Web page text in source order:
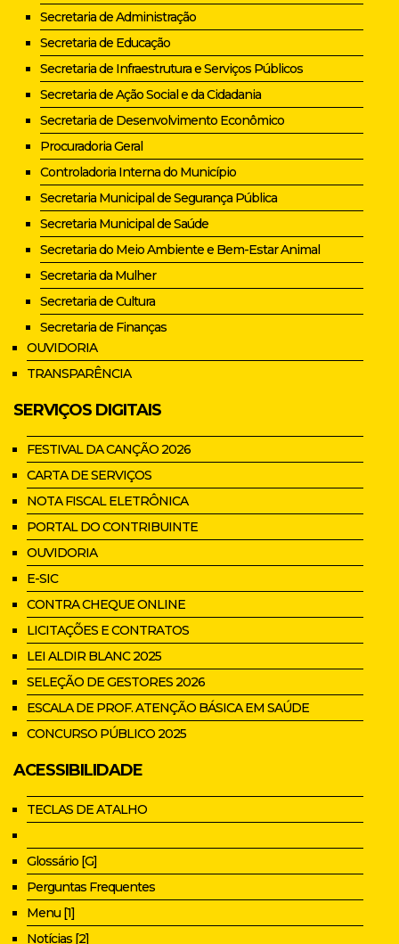
Secretaria de Administração
Secretaria de Educação
Secretaria de Infraestrutura e Serviços Públicos
Secretaria de Ação Social e da Cidadania
Secretaria de Desenvolvimento Econômico
Procuradoria Geral
Controladoria Interna do Município
Secretaria Municipal de Segurança Pública
Secretaria Municipal de Saúde
Secretaria do Meio Ambiente e Bem-Estar Animal
Secretaria da Mulher
Secretaria de Cultura
Secretaria de Finanças
OUVIDORIA
TRANSPARÊNCIA
SERVIÇOS DIGITAIS
FESTIVAL DA CANÇÃO 2026
CARTA DE SERVIÇOS
NOTA FISCAL ELETRÔNICA
PORTAL DO CONTRIBUINTE
OUVIDORIA
E-SIC
CONTRA CHEQUE ONLINE
LICITAÇÕES E CONTRATOS
LEI ALDIR BLANC 2025
SELEÇÃO DE GESTORES 2026
ESCALA DE PROF. ATENÇÃO BÁSICA EM SAÚDE
CONCURSO PÚBLICO 2025
ACESSIBILIDADE
TECLAS DE ATALHO
Glossário [G]
Perguntas Frequentes
Menu [1]
Notícias [2]